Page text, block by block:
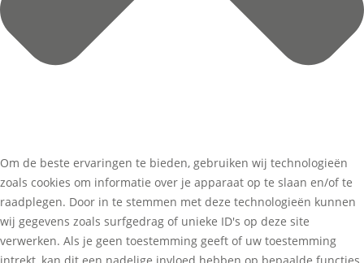
Om de beste ervaringen te bieden, gebruiken wij technologieën
zoals cookies om informatie over je apparaat op te slaan en/of te
raadplegen. Door in te stemmen met deze technologieën kunnen
wij gegevens zoals surfgedrag of unieke ID's op deze site
verwerken. Als je geen toestemming geeft of uw toestemming